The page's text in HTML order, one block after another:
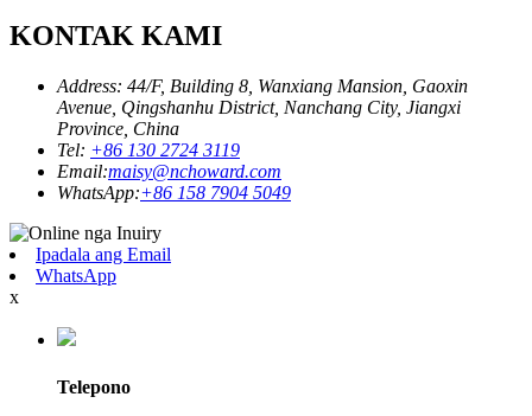
KONTAK KAMI
Address: 44/F, Building 8, Wanxiang Mansion, Gaoxin
Avenue, Qingshanhu District, Nanchang City, Jiangxi
Province, China
Tel: +86 130 2724 3119
Email:maisy@nchoward.com
WhatsApp:+86 158 7904 5049
Ipadala ang Email
WhatsApp
x
Telepono